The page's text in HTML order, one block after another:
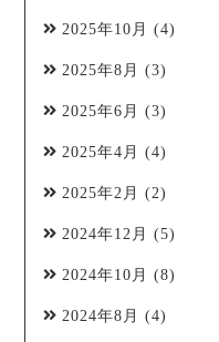
2025年10月 (4)
2025年8月 (3)
2025年6月 (3)
2025年4月 (4)
2025年2月 (2)
2024年12月 (5)
2024年10月 (8)
2024年8月 (4)